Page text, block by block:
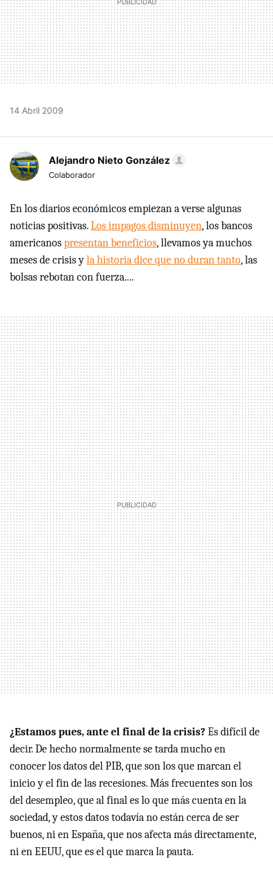
14 Abril 2009
Alejandro Nieto González
Colaborador
En los diarios económicos empiezan a verse algunas
noticias positivas.Los impagos disminuyen, los bancos
americanospresentan beneficios, llevamos ya muchos
meses de crisis yla historia dice que no duran tanto, las
bolsas rebotan con fuerza....
¿Estamos pues, ante el final de la crisis?Es difícil de
decir. De hecho normalmente se tarda mucho en
conocer los datos del PIB, que son los que marcan el
inicio y el fin de las recesiones. Más frecuentes son los
del desempleo, que al final es lo que más cuenta en la
sociedad, y estos datos todavía no están cerca de ser
buenos, ni en España, que nos afecta más directamente,
ni en EEUU, que es el que marca la pauta.